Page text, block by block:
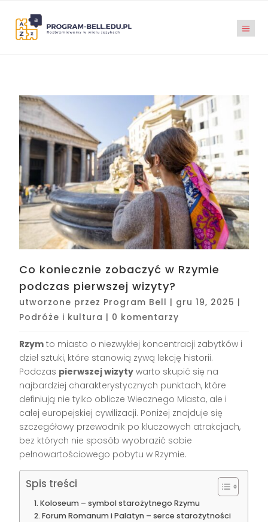
Co koniecznie zobaczyć w Rzymie
podczas pierwszej wizyty?
utworzone przez Program Bell | gru 19, 2025 |
Podróże i kultura | 0 komentarzy
Rzym to miasto o niezwykłej koncentracji zabytków i
dzieł sztuki, które stanowią żywą lekcję historii.
Podczas pierwszej wizyty warto skupić się na
najbardziej charakterystycznych punktach, które
definiują nie tylko oblicze Wiecznego Miasta, ale i
całej europejskiej cywilizacji. Poniżej znajduje się
szczegółowy przewodnik po kluczowych atrakcjach,
bez których nie sposób wyobrazić sobie
pełnowartościowego pobytu w Rzymie.
Spis treści
Koloseum – symbol starożytnego Rzymu
Forum Romanum i Palatyn – serce starożytności